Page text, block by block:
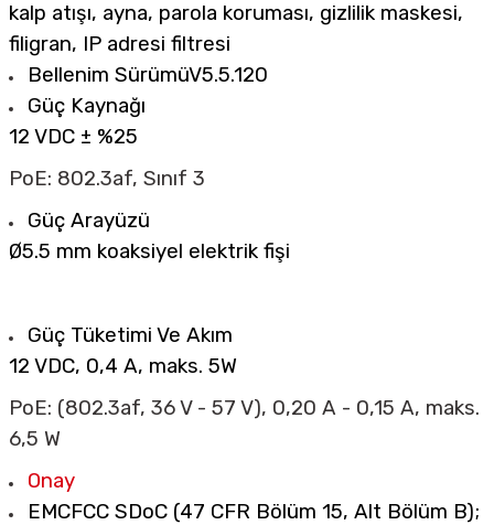
kalp atışı, ayna, parola koruması, gizlilik maskesi,
filigran, IP adresi filtresi
Bellenim SürümüV5.5.120
Güç Kaynağı
12 VDC ± %25
PoE: 802.3af, Sınıf 3
Güç Arayüzü
Ø5.5 mm koaksiyel elektrik fişi
Güç Tüketimi Ve Akım
12 VDC, 0,4 A, maks. 5W
PoE: (802.3af, 36 V - 57 V), 0,20 A - 0,15 A, maks.
6,5 W
Onay
EMCFCC SDoC (47 CFR Bölüm 15, Alt Bölüm B);